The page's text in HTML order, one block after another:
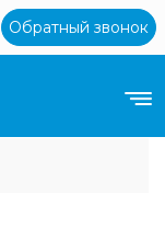
Обратный звонок